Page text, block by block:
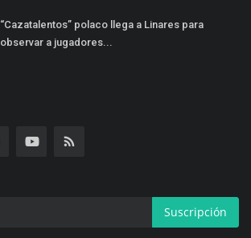
“Cazatalentos” polaco llega a Linares para
observar a jugadores...
Suscripción